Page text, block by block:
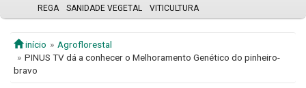
REGA
SANIDADE VEGETAL VITICULTURA
início
Agroflorestal
PINUS TV dá a conhecer o Melhoramento Genético do pinheiro-
bravo